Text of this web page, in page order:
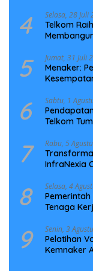
4 Selasa, 28 Juli
Telkom
5 Jumat, 31 Juli
Menaker:
6 Sabtu, 1
Telkom
7 Rabu, 5
InfraNexia
8 Selasa, 4
Tenaga
9 Senin, 3
Pelatihan
Kemnaker